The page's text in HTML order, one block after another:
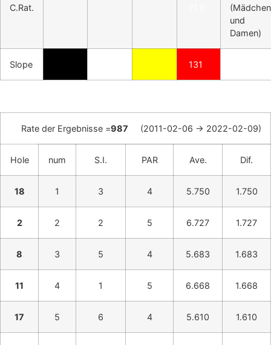
C.Rat.
(Mädchen
und
Damen)
Slope 131
Rate der Ergebnisse =987 (2011-02-06 -> 2022-02-09)
Hole num S.I. PAR Ave. Dif.
18 1 3 4 5.750 1.750
2 2 2 5 6.727 1.727
8 3 5 4 5.683 1.683
11 4 1 5 6.668 1.668
17 5 6 4 5.610 1.610